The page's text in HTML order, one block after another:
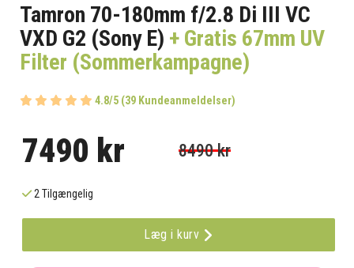
Tamron 70-180mm f/2.8 Di III VC
VXD G2 (Sony E) + Gratis 67mm UV
Filter (Sommerkampagne)
4.8/5 (39 Kundeanmeldelser)
7490 kr 8490 kr
2 Tilgængelig
Læg i kurv